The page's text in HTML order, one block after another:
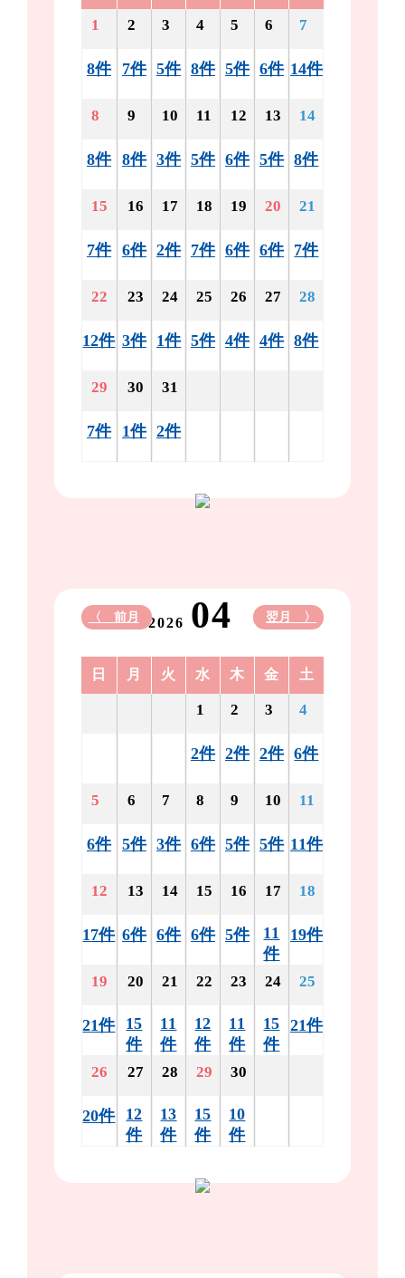
1
8件
2
7件
3
5件
4
8件
5
5件
6
6件
7
14件
8
8件
9
8件
10
3件
11
5件
12
6件
13
5件
14
8件
15
7件
16
6件
17
2件
18
7件
19
6件
20
6件
21
7件
22
12件
23
3件
24
1件
25
5件
26
4件
27
4件
28
8件
29
7件
30
1件
31
2件
2026 04
〈 前月 翌月 〉
日 月 火 水 木 金 土
1
2件
2
2件
3
2件
4
6件
5
6件
6
5件
7
3件
8
6件
9
5件
10
5件
11
11件
12
17件
13
6件
14
6件
15
6件
16
5件
17
11
件
18
19件
19
21件
20
15
件
21
11
件
22
12
件
23
11
件
24
15
件
25
21件
26
20件
27
12
件
28
13
件
29
15
件
30
10
件